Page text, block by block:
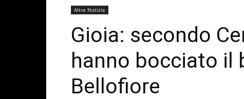
Altre Notizie
Gioia: secondo
hanno bocciato il
Bellofiore